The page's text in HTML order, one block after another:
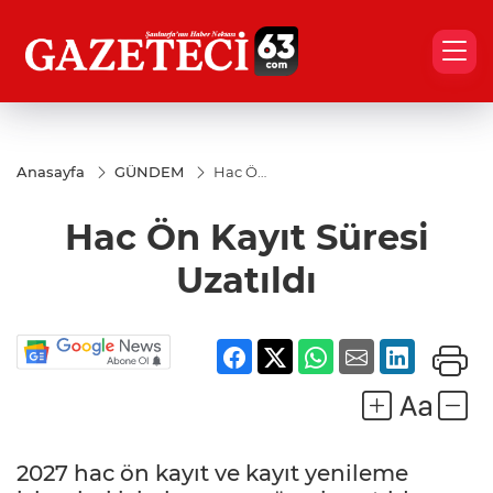
Anasayfa GÜNDEM
Hac Ön
Uzatıldı
Hac Ön Kayıt Süresi
Uzatıldı
2027 hac ön kayıt ve kayıt yenileme